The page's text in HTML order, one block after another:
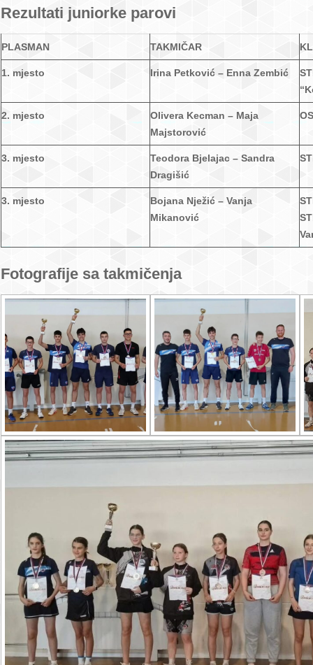
Rezultati juniorke parovi
PLASMAN TAKMIČAR
1. mjesto Irina Petković – Enna Zembić
2. mjesto
Olivera Kecman – Maja
Majstorović
3. mjesto
Teodora Bjelajac – Sandra
Dragišić
3. mjesto
Bojana Nježić – Vanja
Mikanović
Fotografije sa takmičenja